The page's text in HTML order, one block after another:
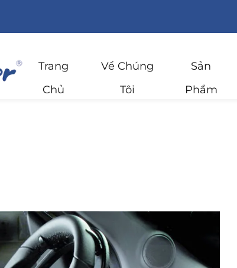
Trang
Chủ
Về Chúng
Tôi
Sản
Phẩm